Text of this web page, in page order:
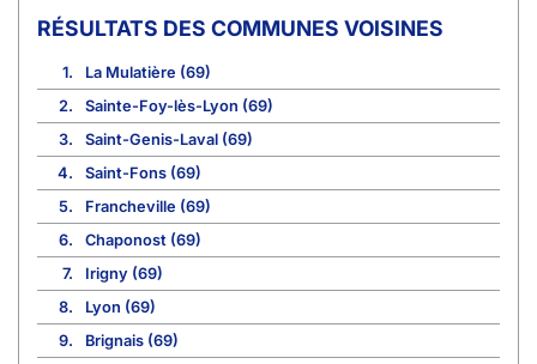
COMMUNES VOISINES
1.
La Mulatière (69)
2.
Sainte-Foy-lès-Lyon (69)
3.
Saint-Genis-Laval (69)
4.
Saint-Fons (69)
5.
Francheville (69)
6.
Chaponost (69)
7.
Irigny (69)
8.
Lyon (69)
9.
Brignais (69)